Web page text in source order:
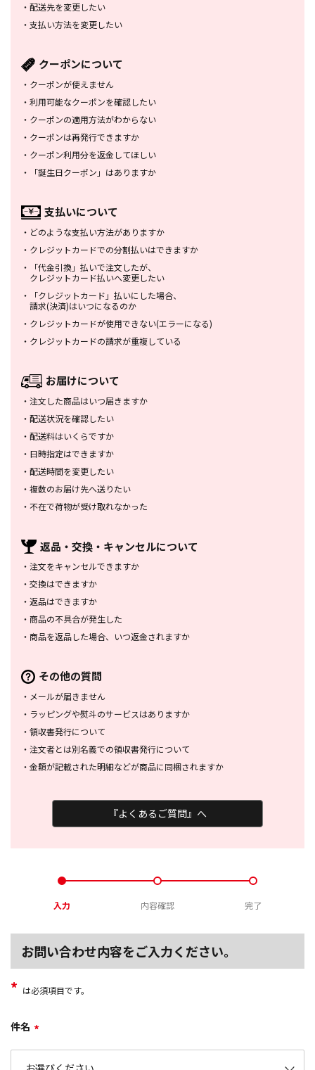
・ 配送先を変更したい
・ 支払い方法を変更したい
クーポンについて
・ クーポンが使えません
・ 利用可能なクーポンを確認したい
・ クーポンの適用方法がわからない
・ クーポンは再発行できますか
・ クーポン利用分を返金してほしい
・
「誕生日クーポン」はありますか
支払いについて
・ どのような支払い方法がありますか
・ クレジットカードでの分割払いはできますか
・
「代金引換」払いで注文したが、
クレジットカード払いへ変更したい
・
「クレジットカード」払いにした場合、
請求(決済)はいつになるのか
・ クレジットカードが使用できない(エラーになる)
・ クレジットカードの請求が重複している
お届けについて
・ 注文した商品はいつ届きますか
・ 配送状況を確認したい
・ 配送料はいくらですか
・ 日時指定はできますか
・ 配送時間を変更したい
・ 複数のお届け先へ送りたい
・ 不在で荷物が受け取れなかった
返品・交換・ キャンセルについて
・ 注文をキャンセルできますか
・ 交換はできますか
・ 返品はできますか
・ 商品の不具合が発生した
・ 商品を返品した場合、 いつ返金されますか
その他の質問
・ メールが届きません
・ ラッピングや熨斗のサービスはありますか
・ 領収書発行について
・ 注文者とは別名義での領収書発行について
・ 金額が記載された明細などが商品に同梱されますか
『よくあるご質問』へ
入力 内容確認 完了
お問い合わせ内容をご入力ください。
* は必須項目です。
件名 *